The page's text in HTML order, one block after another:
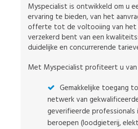
Myspecialist is ontwikkeld om u
ervaring te bieden, van het
offerte tot de voltooiing van het
verzekerd bent van een
duidelijke en concurrerende
Met Myspecialist profiteert u van
Gemakkelijke toegang
netwerk van
geverifieerde professionals
beroepen (loodgieterij,